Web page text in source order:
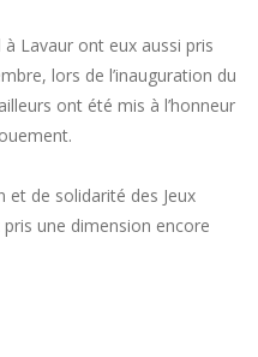
à Lavaur ont eux aussi pris
lors de l’inauguration du
ont été mis à l’honneur
et de solidarité des Jeux
une dimension encore